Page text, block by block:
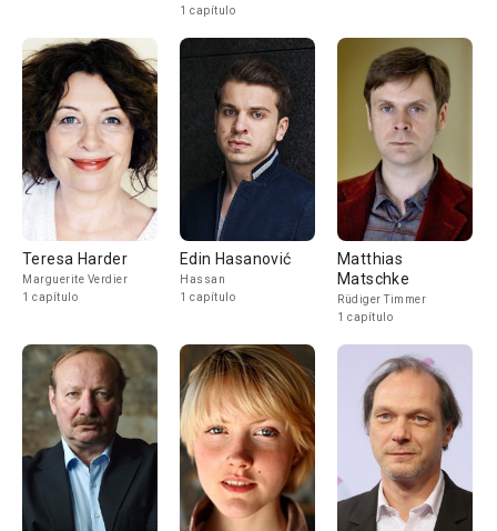
1 capítulo
Teresa Harder
Marguerite Verdier
1 capítulo
Edin Hasanović
Hassan
1 capítulo
Matthias
Matschke
Rüdiger Timmer
1 capítulo